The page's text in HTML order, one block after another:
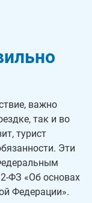
важно
так и во
турист
Эти
ФЗ «Об основах
Федерации».